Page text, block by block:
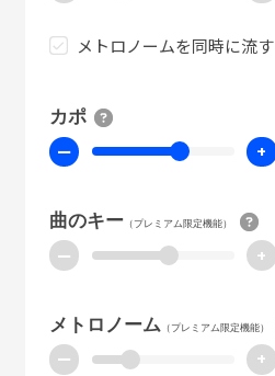
メトロノームを同時に流す
カポ
ー +
曲のキー（プレミアム限定機能）
ー +
メトロノーム （プレミアム限定機能）
ー +